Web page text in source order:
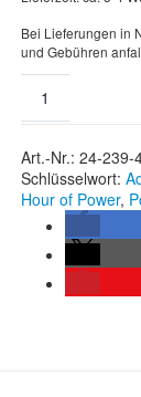
Bei Lieferungen in
und Gebühren
Art.-Nr.: 24-239-
Schlüsselwort:
Hour of Power,